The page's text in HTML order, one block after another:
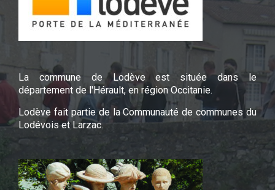
La commune de Lodève est située dans le
département de l'Hérault, en région Occitanie.
Lodève fait partie de la Communauté de communes du
Lodévois et Larzac.